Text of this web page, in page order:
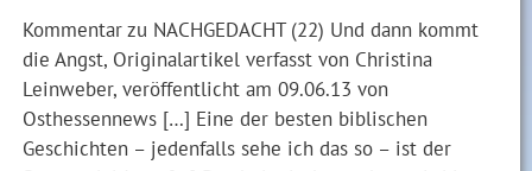
Kommentar zu NACHGEDACHT (22) Und dann kommt
die Angst, Originalartikel verfasst von Christina
Leinweber, veröffentlicht am 09.06.13 von
Osthessennews […] Eine der besten biblischen
Geschichten – jedenfalls sehe ich das so – ist der